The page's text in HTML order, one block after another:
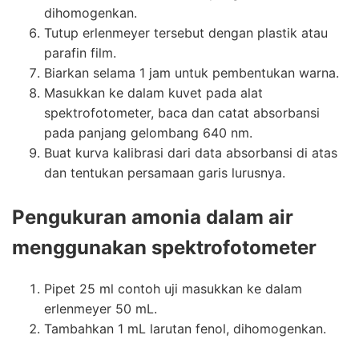
dihomogenkan.
Tutup erlenmeyer tersebut dengan plastik atau
parafin film.
Biarkan selama 1 jam untuk pembentukan warna.
Masukkan ke dalam kuvet pada alat
spektrofotometer, baca dan catat absorbansi
pada panjang gelombang 640 nm.
Buat kurva kalibrasi dari data absorbansi di atas
dan tentukan persamaan garis lurusnya.
Pengukuran amonia dalam air
menggunakan spektrofotometer
Pipet 25 ml contoh uji masukkan ke dalam
erlenmeyer 50 mL.
Tambahkan 1 mL larutan fenol, dihomogenkan.